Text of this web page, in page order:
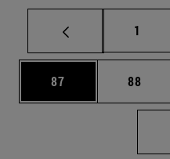
Página
1
Página
87 Página
88